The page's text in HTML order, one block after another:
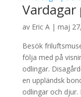
Vardagar
av Eric A| maj
Besök
följa med på
odlingar.
en uppländsk
odlingar och djur.